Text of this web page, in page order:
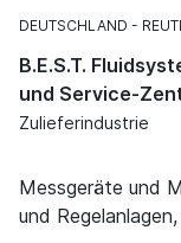
DEUTSCHLAND
B.E.S.T.
und Service-
Zulieferindustrie
Messgeräte und
und